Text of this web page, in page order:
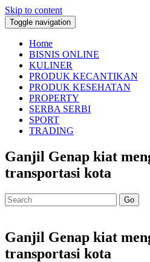
Skip to content
Toggle navigation
Home
BISNIS ONLINE
KULINER
PRODUK KECANTIKAN
PRODUK KESEHATAN
PROPERTY
SERBA SERBI
SPORT
TRADING
Ganjil Genap kiat
transportasi kota
Go
Ganjil Genap kiat
transportasi kota